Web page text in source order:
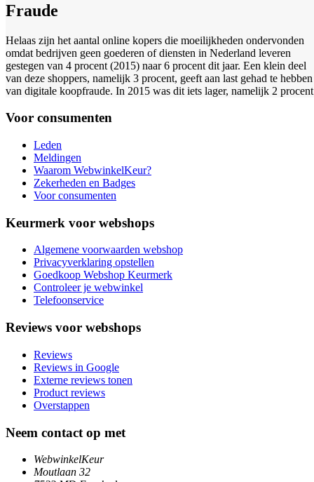
Fraude
Helaas zijn het aantal online kopers die moeilijkheden ondervonden
omdat bedrijven geen goederen of diensten in Nederland leveren
gestegen van 4 procent (2015) naar 6 procent dit jaar. Een klein deel
van deze shoppers, namelijk 3 procent, geeft aan last gehad te hebben
van digitale koopfraude. In 2015 was dit iets lager, namelijk 2
Voor consumenten
Leden
Meldingen
Waarom WebwinkelKeur?
Zekerheden en Badges
Voor consumenten
Keurmerk voor webshops
Algemene voorwaarden webshop
Privacyverklaring opstellen
Goedkoop Webshop Keurmerk
Controleer je webwinkel
Telefoonservice
Reviews voor webshops
Reviews
Reviews in Google
Externe reviews tonen
Product reviews
Overstappen
Neem contact op met
WebwinkelKeur
Moutlaan 32